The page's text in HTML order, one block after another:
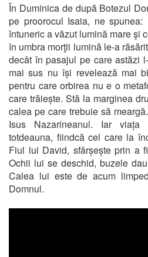
În Duminica de după Botezul
pe proorocul Isaia, ne
întuneric a văzut lumină mare şi
în umbra morţii lumină le-a
decât în pasajul pe care astăzi
mai sus nu își revelează mai
pentru care orbirea nu e o
care trăiește. Stă la marginea
calea pe care trebuie să
Isus Nazarineanul. Iar
totdeauna, fiindcă cel care la
Fiul lui David, sfârșește prin a
Ochii lui se deschid, buzele
Calea lui este de acum
Domnul.